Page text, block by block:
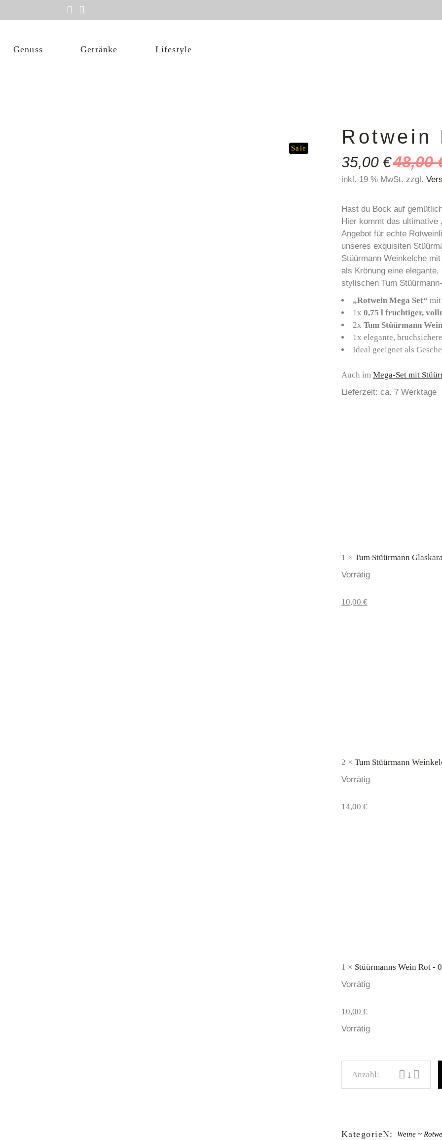
Genuss Getränke Lifestyle
Aufstriche
Weine
Sale
Rotwein
48,00
Ursprünglicher
Preis
48,00 €
35,00 €
Aktueller
Preis
35,00 €.
inkl. 19 % MwSt. zzgl.
Hast du Bock auf
Hier kommt das ultimative
Angebot für echte
unseres exquisiten
Stüürmann Weinkelche
als Krönung eine
stylischen Tum
„Rotwein Mega Set“
1x 0,75 l fruchtiger,
2x Tum Stüürmann
1x elegante,
Ideal geeignet als
Auch im Mega-Set mit
Lieferzeit: ca. 7 Werktage
1 × Tum Stüürmann
Vorrätig
Ursprünglicher
Preis
10,00 €
Preis
2 × Tum Stüürmann
Vorrätig
14,00 €
1 × Stüürmanns Wein Rot -
Vorrätig
Ursprünglicher
Preis
war:
15,00 €
10,00 €
Preis
ist:
10,00 €.
Vorrätig
KategorieN: Weine